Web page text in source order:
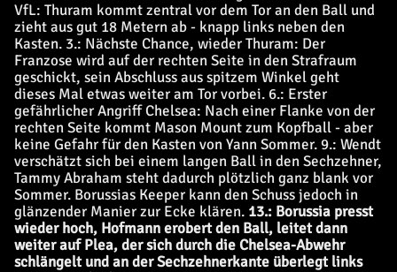
VfL: Thuram kommt zentral vor dem Tor an den Ball und
zieht aus gut 18 Metern ab - knapp links neben den
Kasten. 3.: Nächste Chance, wieder Thuram: Der
Franzose wird auf der rechten Seite in den Strafraum
geschickt, sein Abschluss aus spitzem Winkel geht
dieses Mal etwas weiter am Tor vorbei. 6.: Erster
gefährlicher Angriff Chelsea: Nach einer Flanke von der
rechten Seite kommt Mason Mount zum Kopfball - aber
keine Gefahr für den Kasten von Yann Sommer. 9.: Wendt
verschätzt sich bei einem langen Ball in den Sechzehner,
Tammy Abraham steht dadurch plötzlich ganz blank vor
Sommer. Borussias Keeper kann den Schuss jedoch in
glänzender Manier zur Ecke klären. 13.: Borussia presst
wieder hoch, Hofmann erobert den Ball, leitet dann
weiter auf Plea, der sich durch die Chelsea-Abwehr
schlängelt und an der Sechzehnerkante überlegt links